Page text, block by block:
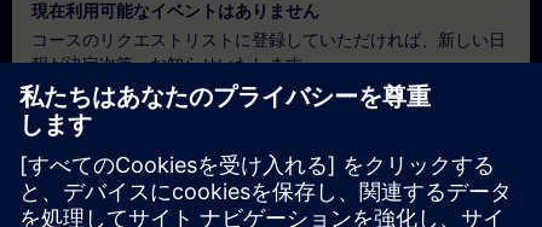
現在利用可能なイベントはありません
コースのリクエストリストに登録していただければ、新しい日
程が決定次第、お知らせいたします。
通知サービスを有効にする
個別見積もり